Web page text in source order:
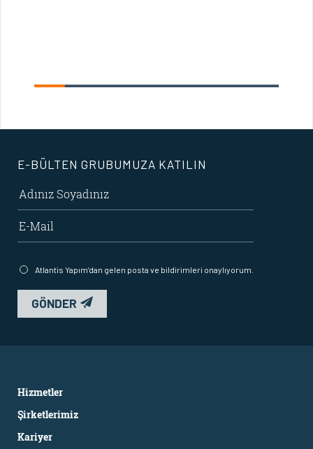
E-BÜLTEN GRUBUMUZA KATILIN
Atlantis Yapım’dan gelen posta ve bildirimleri onaylıyorum.
GÖNDER
Hizmetler
Şirketlerimiz
Kariyer